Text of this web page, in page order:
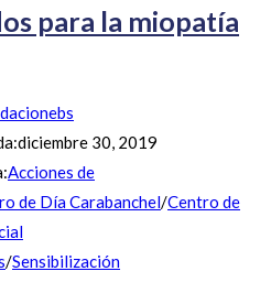
para la miopatía
diciembre 30, 2019
Acciones de
de Día Carabanchel/Centro de
/Sensibilización